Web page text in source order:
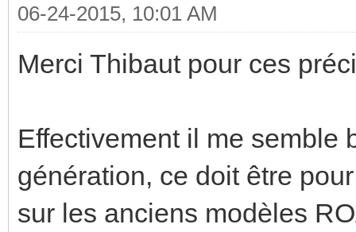
06-24-2015, 10:01 AM
Merci Thibaut pour ces
Effectivement il me semble
génération, ce doit être
sur les anciens modèles